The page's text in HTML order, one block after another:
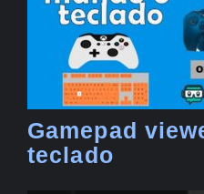
Gamepad
teclado